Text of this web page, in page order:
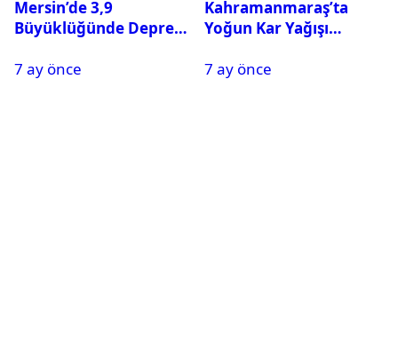
Mersin’de 3,9
Büyüklüğünde Deprem
7 ay önce
Kahramanmaraş’ta
Yoğun Kar Yağışı
Tatil
7 ay önce